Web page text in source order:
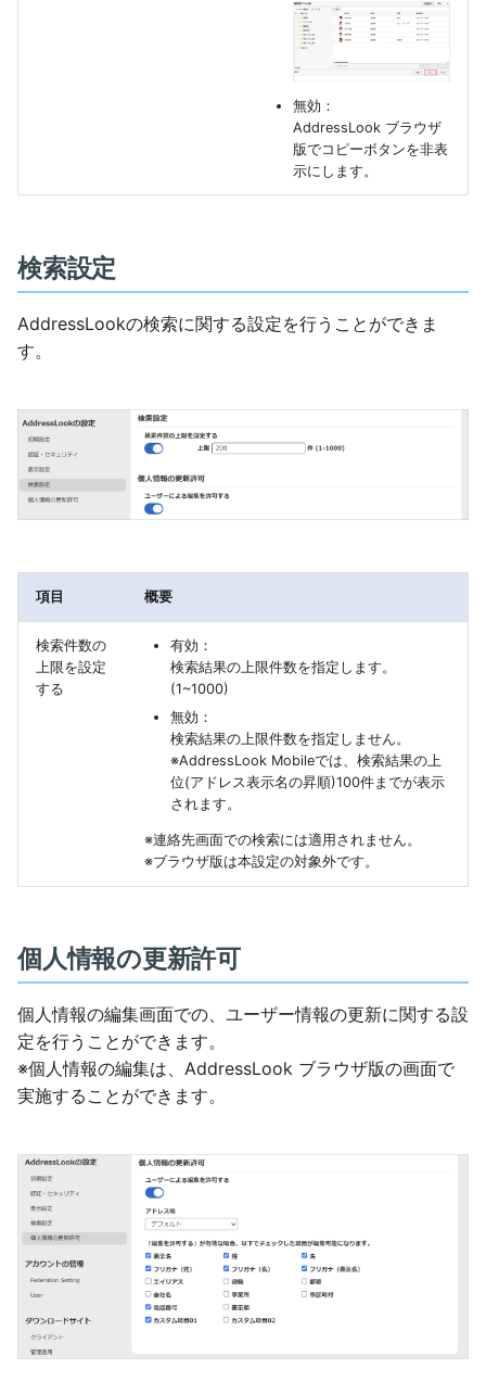
無効：
AddressLook ブラウザ
版でコピーボタンを非表
示にします。
検索設定
AddressLookの検索に関する設定を行うことができま
す。
項目 概要
検索件数の
上限を設定
する
有効：
検索結果の上限件数を指定します。
(1~1000)
無効：
検索結果の上限件数を指定しません。
※AddressLook Mobileでは、検索結果の上
位(アドレス表示名の昇順)100件までが表示
されます。
※連絡先画面での検索には適用されません。
※ブラウザ版は本設定の対象外です。
個人情報の更新許可
個人情報の編集画面での、ユーザー情報の更新に関する設
定を行うことができます。
※個人情報の編集は、AddressLook ブラウザ版の画面で
実施することができます。